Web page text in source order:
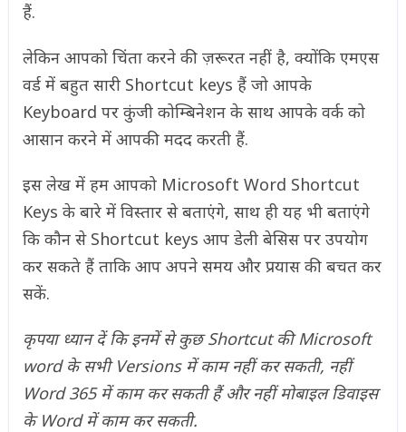
हैं.
लेकिन आपको चिंता करने की ज़रूरत नहीं है, क्योंकि एमएस
वर्ड में बहुत सारी Shortcut keys हैं जो आपके
Keyboard पर कुंजी कोम्बिनेशन के साथ आपके वर्क को
आसान करने में आपकी मदद करती हैं.
इस लेख में हम आपको Microsoft Word Shortcut
Keys के बारे में विस्तार से बताएंगे, साथ ही यह भी बताएंगे
कि कौन से Shortcut keys आप डेली बेसिस पर उपयोग
कर सकते हैं ताकि आप अपने समय और प्रयास की बचत कर
सकें.
कृपया ध्यान दें कि इनमें से कुछ Shortcut की Microsoft
word के सभी Versions में काम नहीं कर सकती, नहीं
Word 365 में काम कर सकती हैं और नहीं मोबाइल डिवाइस
के Word में काम कर सकती.